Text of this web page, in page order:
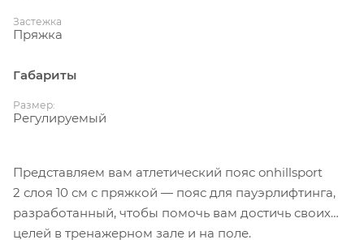
Застежка
Пряжка
Габариты
Размер:
Регулируемый
Представляем вам атлетический пояс onhillsport
2 слоя 10 см с пряжкой — пояс для пауэрлифтинга,
разработанный, чтобы помочь вам достичь своих
целей в тренажерном зале и на поле.